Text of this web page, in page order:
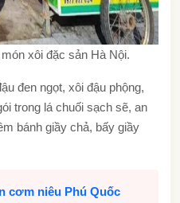
xôi đặc sản Hà Nội.
đen ngọt, xôi đậu phộng,
trong lá chuối sạch sẽ, an
bánh giầy chả, bấy giầy
cơm niêu Phú Quốc